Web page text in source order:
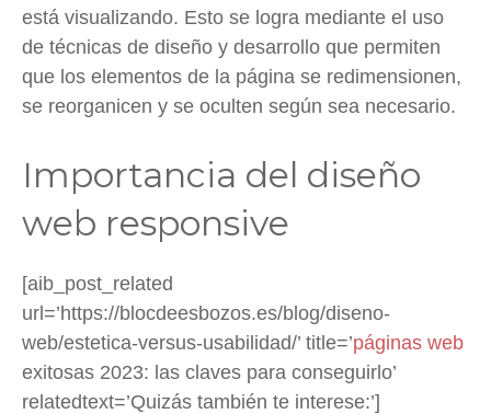
está visualizando. Esto se logra mediante el uso
de técnicas de diseño y desarrollo que permiten
que los elementos de la página se redimensionen,
se reorganicen y se oculten según sea necesario.
Importancia del diseño
web responsive
[aib_post_related
url=’https://blocdeesbozos.es/blog/diseno-
web/estetica-versus-usabilidad/’ title=’páginas web
exitosas 2023: las claves para conseguirlo’
relatedtext=’Quizás también te interese:’]